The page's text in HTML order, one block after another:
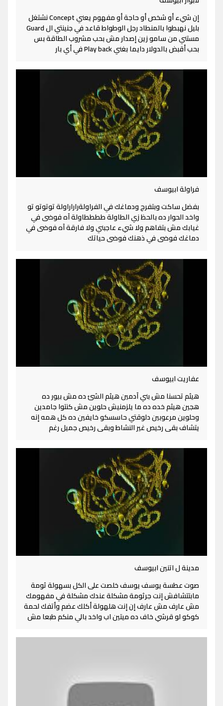
إن شيء أو شخص أو حاجة أو مفهوم يعني Concept نشتغل
بليل نهبطوا بالمنطاد رجل الوطواط قاعد في جنينتي ال Guard
مستني من سامو زين إصدار مش بحب مشروب الطاقة بس
بحب أقبض بالدولار دايما بغني Play back في أي بار
فراولة ابيوسف
بفضل ساكت وبتفرج ودماغك في الفراولةراراراولة توتوتو تو
واخد الحوار ده بالحظ زي الطاولة ططططاولة آه فوضى في
غيابك مش بتفاهم ولا شيء عاجبني ولا فارقة آه فوضى في
دماغك فوضى في ذهنك فوضى حياتك
عفاريت ابيوسف
هيثم تحسنا مش بني آدمين هيثم الشئ ده مش بيور ده
هجين هيثم خده ده ما يلزمنيش حلوين مش كنتوا جامدين
وحلوين مرعوبين دلوقتي حاسسكو خايفين ده كل همه إنه
يتشاف بقى رخيص غير النشاط وبقى رخيص جميل رغم
مدينة ل اتنين ابيوسف
صوت عطسة يوسف يوسف خلصت على الكل بسهولة ثومة
مابتتشافش إنت جرثومة مشكلة عندك مشكلة في مفهومك
مش عارف مش عارف إن إنت هلهولة أكلك عضم وأتفك لحمة
كوكو لو قرشي خاف ده ميتين اب واخد بالي منكم طبعا مش